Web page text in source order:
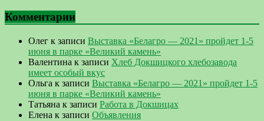
Комментарии
Олег к записи Выставка «Белагро — 2021» пройдет 1-5
июня в парке «Великий камень»
Валентина к записи Хлеб Докшицкого хлебозавода
имеет особый вкус
Ольга к записи Выставка «Белагро — 2021» пройдет 1-5
июня в парке «Великий камень»
Татьяна к записи Работа в Докшицах
Елена к записи Объявления